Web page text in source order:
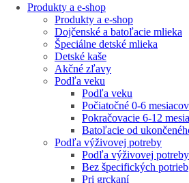
Produkty a e-shop
Produkty a e-shop
Dojčenské a batoľacie mlieka
Špeciálne detské mlieka
Detské kaše
Akčné zľavy
Podľa veku
Podľa veku
Počiatočné 0-6 mesiacov
Pokračovacie 6-12
Batoľacie od
Podľa výživovej potreby
Podľa výživovej potreby
Bez špecifických potrieb
Pri grckaní